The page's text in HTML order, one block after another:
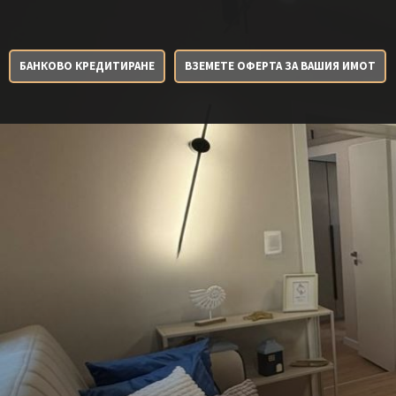
БАНКОВО КРЕДИТИРАНЕ ВЗЕМЕТЕ ОФЕРТА ЗА ВАШИЯ ИМОТ